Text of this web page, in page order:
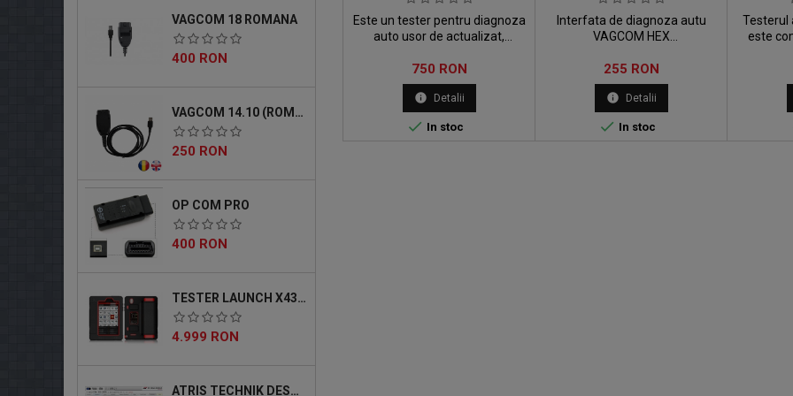
VAGCOM 18 ROMANA
Pret
400 RON
VAGCOM 14.10 (ROMANA)
Pret
250 RON
OP COM PRO
Pret
400 RON
TESTER LAUNCH X431 MASTER 5 PRO
Pret
4.999 RON
ATRIS TECHNIK DESCARCABIL
Este un tester pentru diagnoza
auto usor de actualizat,
rapid si usor.
Pret
750 RON
info Detalii
 In stoc
Interfata de diagnoza autu
VAGCOM HEX
toate autovehiculele ce fac
parte din grupul VAG.
Pret
255 RON
info Detalii
 In stoc
Testerul
este